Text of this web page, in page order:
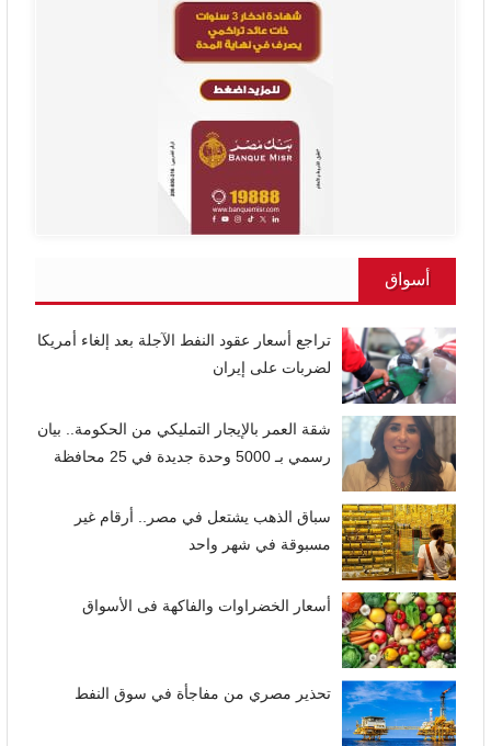
أسواق
تراجع أسعار عقود النفط الآجلة بعد إلغاء أمريكا
لضربات على إيران
شقة العمر بالإيجار التمليكي من الحكومة.. بيان
رسمي بـ 5000 وحدة جديدة في 25 محافظة
سباق الذهب يشتعل في مصر.. أرقام غير
مسبوقة في شهر واحد
أسعار الخضراوات والفاكهة فى الأسواق
تحذير مصري من مفاجأة في سوق النفط